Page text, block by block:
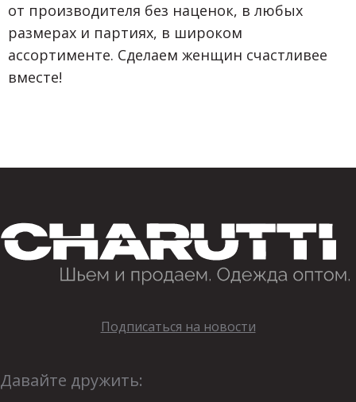
от производителя без наценок, в любых
размерах и партиях, в широком
ассортименте. Сделаем женщин счастливее
вместе!
Подписаться на новости
Давайте дружить: